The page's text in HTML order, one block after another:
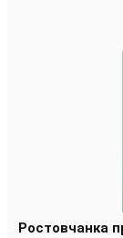
Ростовчанка